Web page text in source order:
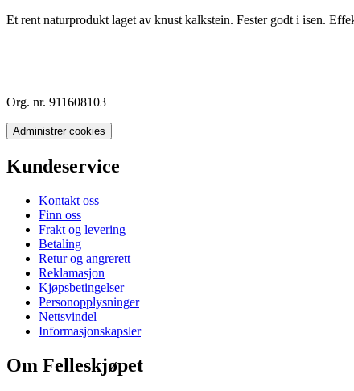
Et rent naturprodukt laget av knust kalkstein. Fester godt i isen.
Org. nr. 911608103
Administrer cookies
Kundeservice
Kontakt oss
Finn oss
Frakt og levering
Betaling
Retur og angrerett
Reklamasjon
Kjøpsbetingelser
Personopplysninger
Nettsvindel
Informasjonskapsler
Om Felleskjøpet